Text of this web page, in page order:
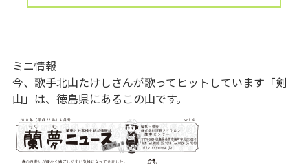
ミニ情報
今、歌手北山たけしさんが歌ってヒットしています「剣
山」は、徳島県にあるこの山です。